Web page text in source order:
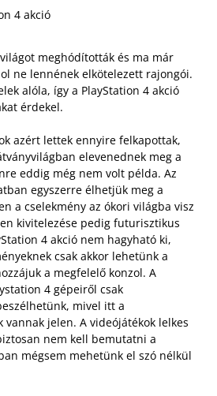
4 akció
meghódították és ma már
ne lennének elkötelezett rajongói.
alóla, így a PlayStation 4 akció
érdekel.
azért lettek ennyire felkapottak,
elevenednek meg a
eddig még nem volt példa. Az
egyszerre élhetjük meg a
a cselekmény az ókori világba visz
kivitelezése pedig futurisztikus
4 akció nem hagyható ki,
csak akkor lehetünk a
a megfelelő konzol. A
4 gépeiről csak
mivel itt a
jelen. A videójátékok lelkes
nem kell bemutatni a
mégsem mehetünk el szó nélkül